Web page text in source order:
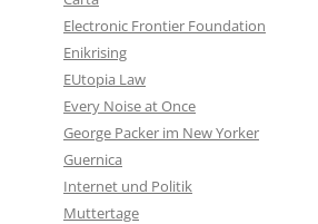
Electronic Frontier Foundation
Enikrising
EUtopia Law
Every Noise at Once
George Packer im New Yorker
Guernica
Internet und Politik
Muttertage